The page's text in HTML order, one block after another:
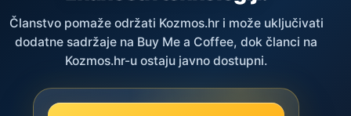
Članstvo pomaže održati Kozmos.hr i može uključivati
dodatne sadržaje na Buy Me a Coffee, dok članci na
Kozmos.hr-u ostaju javno dostupni.